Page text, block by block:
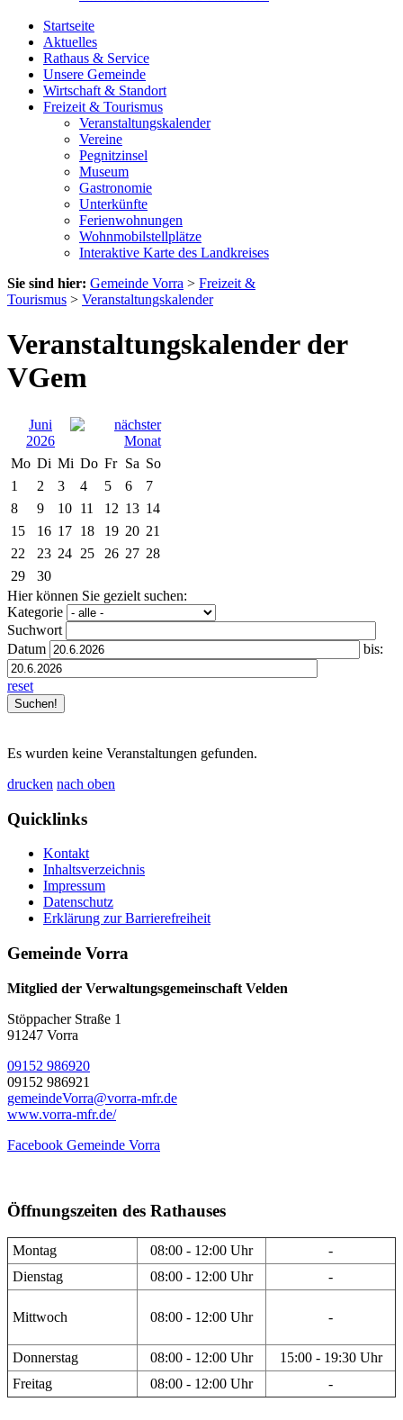
Startseite
Aktuelles
Rathaus & Service
Unsere Gemeinde
Wirtschaft & Standort
Freizeit & Tourismus
Veranstaltungskalender
Vereine
Pegnitzinsel
Museum
Gastronomie
Unterkünfte
Ferienwohnungen
Wohnmobilstellplätze
Interaktive Karte des Landkreises
Sie sind hier: Gemeinde Vorra > Freizeit &
Tourismus > Veranstaltungskalender
Veranstaltungskalender der
VGem
Juni
2026
Mo Di Mi Do Fr Sa So
1
2 3 4 5 6
7
8
9 10 11 12 13 14
15
16 17 18 19 20 21
22
23 24 25 26 27 28
29
30
Hier können Sie gezielt suchen:
Kategorie
Suchwort
Datum
bis:
reset
Es wurden keine Veranstaltungen gefunden.
drucken nach oben
Quicklinks
Kontakt
Inhaltsverzeichnis
Impressum
Datenschutz
Erklärung zur Barrierefreiheit
Gemeinde Vorra
Mitglied der Verwaltungsgemeinschaft Velden
Stöppacher Straße 1
91247 Vorra
09152 986920
09152 986921
gemeindeVorra@vorra-mfr.de
www.vorra-mfr.de/
Facebook Gemeinde Vorra
Öffnungszeiten des Rathauses
Montag 08:00 - 12:00 Uhr
-
Dienstag
08:00 - 12:00 Uhr -
Mittwoch 08:00 - 12:00 Uhr -
Donnerstag 08:00 - 12:00 Uhr
15:00 - 19:30 Uhr
Freitag
08:00 - 12:00 Uhr -